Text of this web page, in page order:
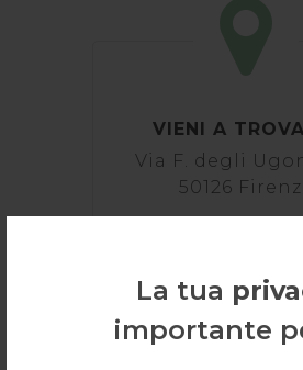
La tua
importante
VIENI A
Via F. degli
50126